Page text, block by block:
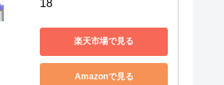
18
楽天市場で見る
Amazonで見る